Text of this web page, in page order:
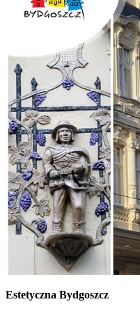
Estetyczna Bydgoszcz